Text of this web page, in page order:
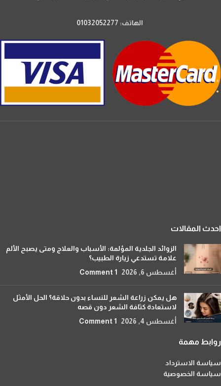
الهاتف: 01032052277
احدث المقالات
الزوائد الجلدية المؤلمة: الأسباب والعلاج ومتى يصبح الألم
علامة تستدعي زيارة الطبيب؟
أغسطس 6, 2026
1 Comment
هل يمكن زراعة الشعر للنساء بدون حلاقة؟ الحل الأمثل
لاستعادة كثافة الشعر دون قصه
أغسطس 4, 2026
1 Comment
روابط مهمة
سياسة الاسترداد
سياسة الخصوصية